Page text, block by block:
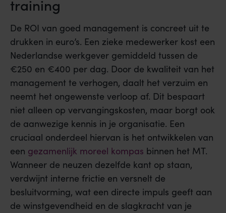
training
De ROI van goed management is concreet uit te
drukken in euro’s. Een zieke medewerker kost een
Nederlandse werkgever gemiddeld tussen de
€250 en €400 per dag. Door de kwaliteit van het
management te verhogen, daalt het verzuim en
neemt het ongewenste verloop af. Dit bespaart
niet alleen op vervangingskosten, maar borgt ook
de aanwezige kennis in je organisatie. Een
cruciaal onderdeel hiervan is het ontwikkelen van
een gezamenlijk moreel kompas binnen het MT.
Wanneer de neuzen dezelfde kant op staan,
verdwijnt interne frictie en versnelt de
besluitvorming, wat een directe impuls geeft aan
de winstgevendheid en de slagkracht van je